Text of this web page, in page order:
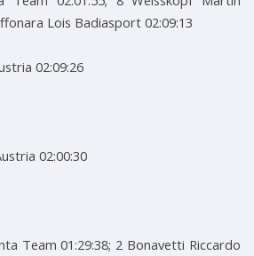
Lois Badiasport 02:09:13
02:09:26
02:00:30
Team 01:29:38; 2 Bonavetti Riccardo